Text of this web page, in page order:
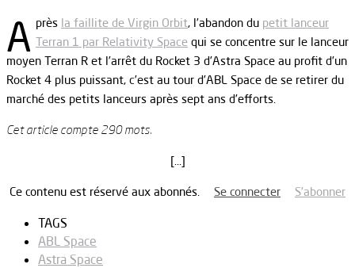
A près la faillite de Virgin Orbit, l’abandon du petit lanceur
Terran 1 par Relativity Spacequi se concentre sur le lanceur
moyen Terran R et l’arrêt du Rocket 3 d’Astra Space au profit d’un
Rocket 4 plus puissant, c’est au tour d’ABL Space de se retirer du
marché des petits lanceurs après sept ans d’efforts.
Cet article compte 290 mots.
[…]
Ce contenu est réservé aux abonnés. Se connecter S’abonner
TAGS
ABL Space
Astra Space